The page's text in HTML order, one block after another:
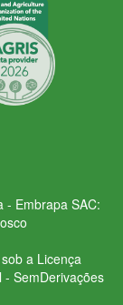
- Embrapa SAC:
a Licença
SemDerivações